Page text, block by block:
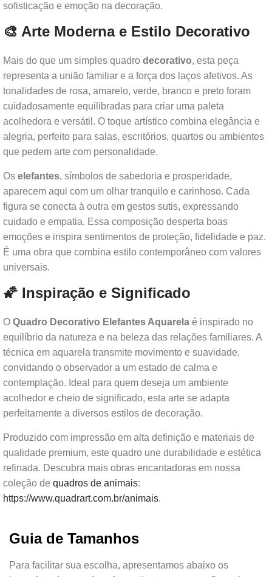
sofisticação e emoção na decoração.
🎨 Arte Moderna e Estilo Decorativo
Mais do que um simples quadro decorativo, esta peça
representa a união familiar e a força dos laços afetivos. As
tonalidades de rosa, amarelo, verde, branco e preto foram
cuidadosamente equilibradas para criar uma paleta
acolhedora e versátil. O toque artístico combina elegância e
alegria, perfeito para salas, escritórios, quartos ou ambientes
que pedem arte com personalidade.
Os elefantes, símbolos de sabedoria e prosperidade,
aparecem aqui com um olhar tranquilo e carinhoso. Cada
figura se conecta à outra em gestos sutis, expressando
cuidado e empatia. Essa composição desperta boas
emoções e inspira sentimentos de proteção, fidelidade e paz.
É uma obra que combina estilo contemporâneo com valores
universais.
🌠 Inspiração e Significado
O Quadro Decorativo Elefantes Aquarela é inspirado no
equilíbrio da natureza e na beleza das relações familiares. A
técnica em aquarela transmite movimento e suavidade,
convidando o observador a um estado de calma e
contemplação. Ideal para quem deseja um ambiente
acolhedor e cheio de significado, esta arte se adapta
perfeitamente a diversos estilos de decoração.
Produzido com impressão em alta definição e materiais de
qualidade premium, este quadro une durabilidade e estética
refinada. Descubra mais obras encantadoras em nossa
coleção de quadros de animais:
https://www.quadrart.com.br/animais.
Guia de Tamanhos
Para facilitar sua escolha, apresentamos abaixo os